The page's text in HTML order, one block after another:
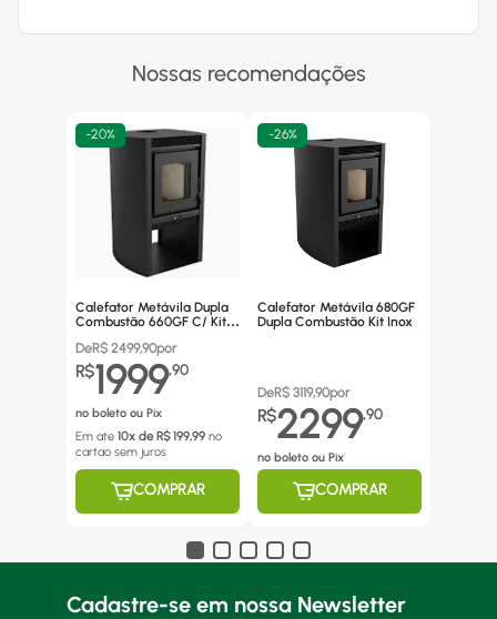
Nossas recomendações
-20%
Calefator Metávila Dupla
Combustão 660GF C/ Kit
DeR$ 2499,90por
R$1999,90
no boleto ou Pix
Em ate 10x de R$ 199,99 no
cartao sem juros
COMPRAR
-26%
Calefator Metávila 680GF
Dupla Combustão Kit Inox
DeR$ 3119,90por
R$2299,90
no boleto ou Pix
COMPRAR
Cadastre-se em nossa Newsletter